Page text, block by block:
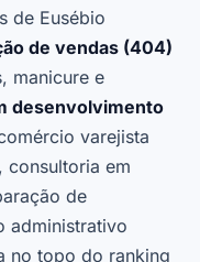
de Eusébio
de vendas (404)
manicure e
desenvolvimento
varejista
consultoria em
de
administrativo
no topo do ranking